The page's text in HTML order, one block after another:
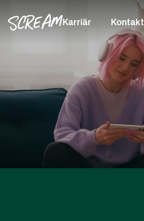
Karriär Kontakt